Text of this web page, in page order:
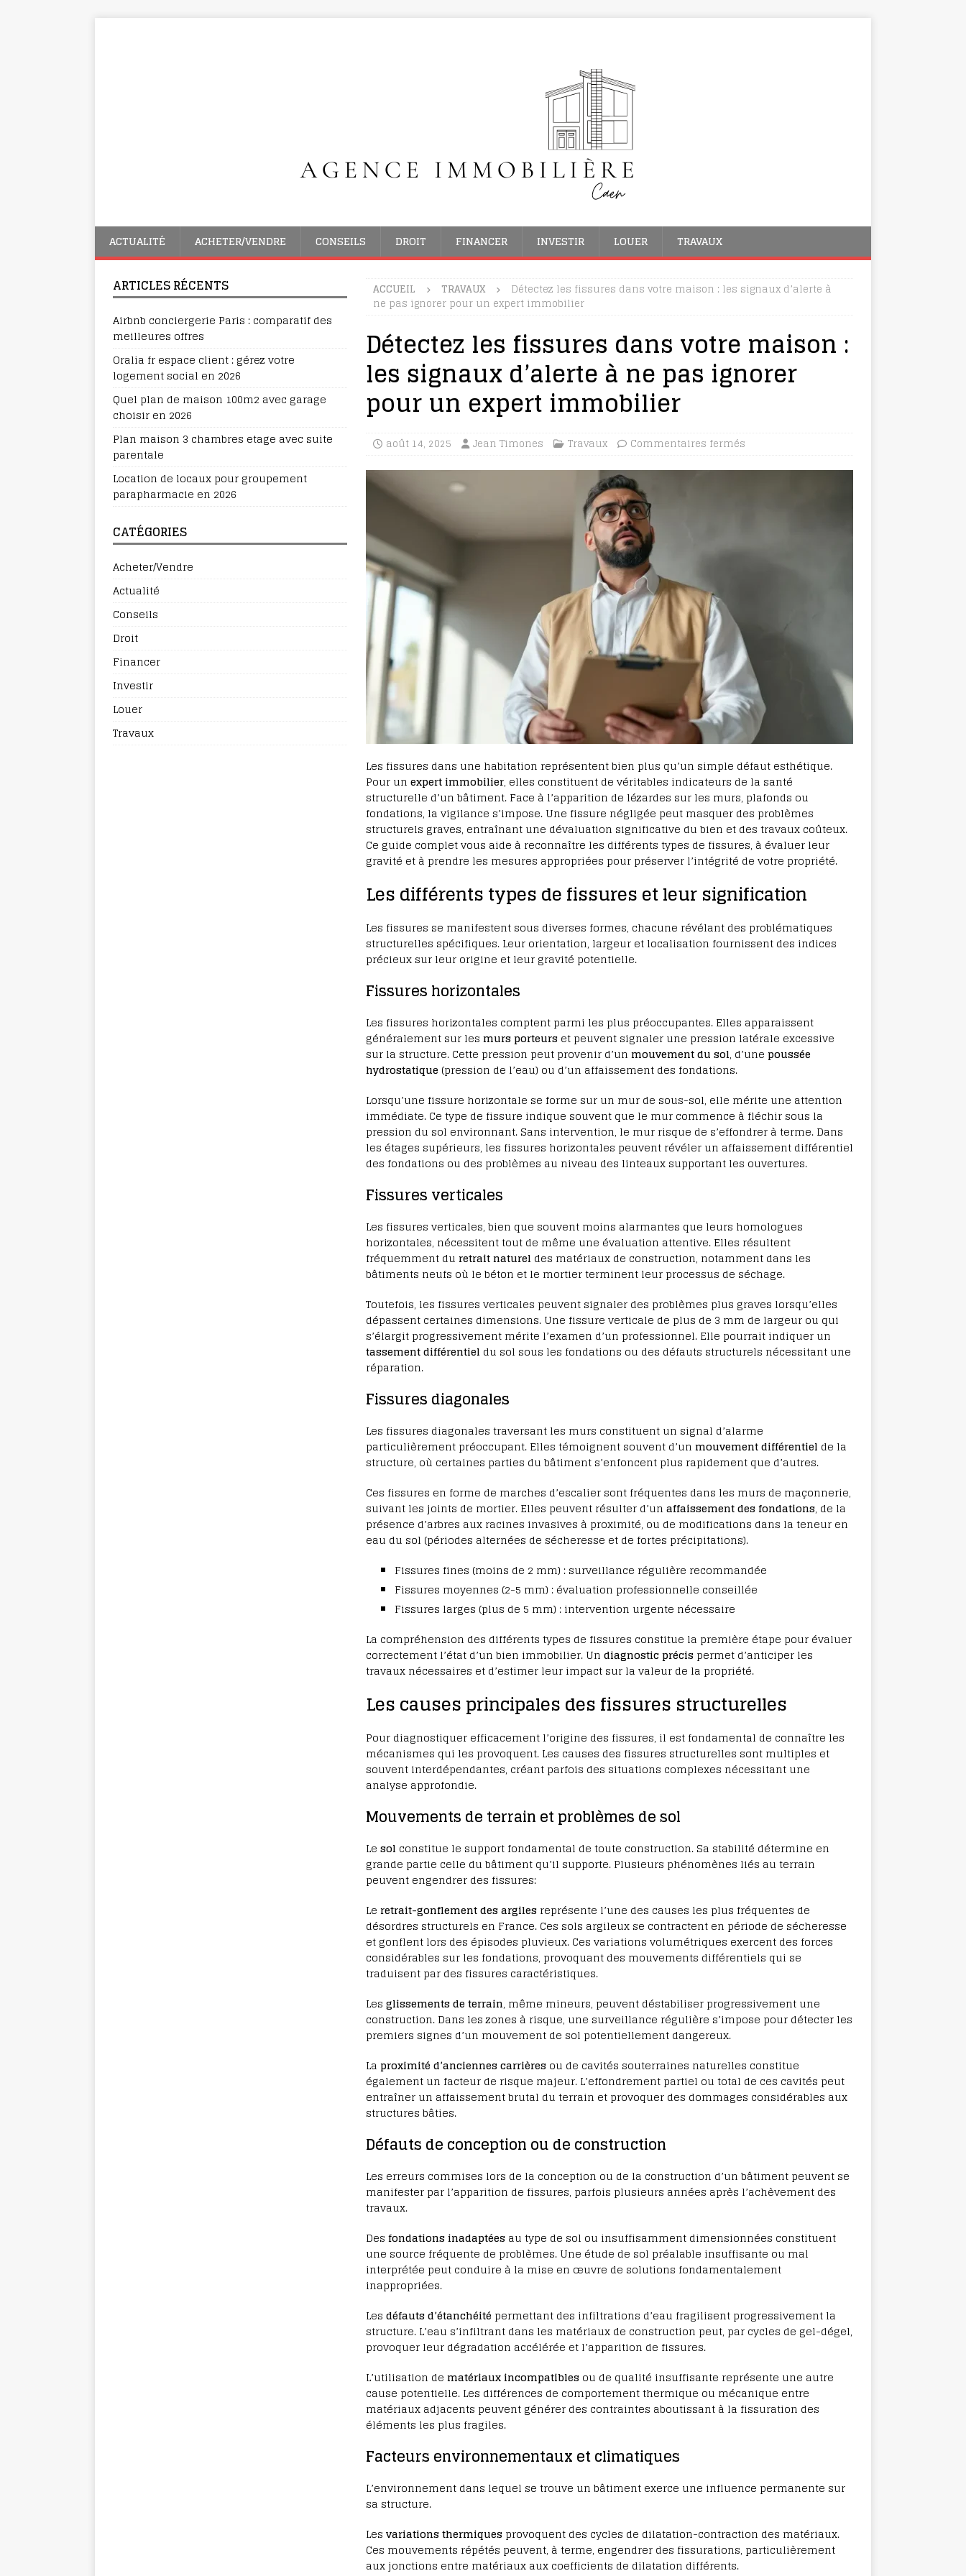
ACTUALITÉ ACHETER/VENDRE CONSEILS DROIT FINANCER INVESTIR LOUER TRAVAUX
ACCUEIL TRAVAUX
Détectez les fissures dans votre maison : les signaux d’alerte à
ne pas ignorer pour un expert immobilier
Détectez les fissures dans votre maison :
les signaux d’alerte à ne pas ignorer
pour un expert immobilier
août 14, 2025 Jean Timones Travaux Commentaires fermés
Les fissures dans une habitation représentent bien plus qu’un simple défaut esthétique.
Pour un expert immobilier, elles constituent de véritables indicateurs de la santé
structurelle d’un bâtiment. Face à l’apparition de lézardes sur les murs, plafonds ou
fondations, la vigilance s’impose. Une fissure négligée peut masquer des problèmes
structurels graves, entraînant une dévaluation significative du bien et des travaux coûteux.
Ce guide complet vous aide à reconnaître les différents types de fissures, à évaluer leur
gravité et à prendre les mesures appropriées pour préserver l’intégrité de votre propriété.
Les différents types de fissures et leur signification
Les fissures se manifestent sous diverses formes, chacune révélant des problématiques
structurelles spécifiques. Leur orientation, largeur et localisation fournissent des indices
précieux sur leur origine et leur gravité potentielle.
Fissures horizontales
Les fissures horizontales comptent parmi les plus préoccupantes. Elles apparaissent
généralement sur les murs porteurset peuvent signaler une pression latérale excessive
sur la structure. Cette pression peut provenir d’un mouvement du sol, d’une poussée
hydrostatique (pression de l’eau) ou d’un affaissement des fondations.
Lorsqu’une fissure horizontale se forme sur un mur de sous-sol, elle mérite une attention
immédiate. Ce type de fissure indique souvent que le mur commence à fléchir sous la
pression du sol environnant. Sans intervention, le mur risque de s’effondrer à terme. Dans
les étages supérieurs, les fissures horizontales peuvent révéler un affaissement différentiel
des fondations ou des problèmes au niveau des linteaux supportant les ouvertures.
Fissures verticales
Les fissures verticales, bien que souvent moins alarmantes que leurs homologues
horizontales, nécessitent tout de même une évaluation attentive. Elles résultent
fréquemment du retrait naturel des matériaux de construction, notamment dans les
bâtiments neufs où le béton et le mortier terminent leur processus de séchage.
Toutefois, les fissures verticales peuvent signaler des problèmes plus graves lorsqu’elles
dépassent certaines dimensions. Une fissure verticale de plus de 3 mm de largeur ou qui
s’élargit progressivement mérite l’examen d’un professionnel. Elle pourrait indiquer un
tassement différentiel du sol sous les fondations ou des défauts structurels nécessitant une
réparation.
Fissures diagonales
Les fissures diagonales traversant les murs constituent un signal d’alarme
particulièrement préoccupant. Elles témoignent souvent d’un mouvement différentiel de la
structure, où certaines parties du bâtiment s’enfoncent plus rapidement que d’autres.
Ces fissures en forme de marches d’escalier sont fréquentes dans les murs de maçonnerie,
suivant les joints de mortier. Elles peuvent résulter d’un affaissement des fondations, de la
présence d’arbres aux racines invasives à proximité, ou de modifications dans la teneur en
eau du sol (périodes alternées de sécheresse et de fortes précipitations).
Fissures fines (moins de 2 mm) : surveillance régulière recommandée
Fissures moyennes (2-5 mm) : évaluation professionnelle conseillée
Fissures larges (plus de 5 mm) : intervention urgente nécessaire
La compréhension des différents types de fissures constitue la première étape pour évaluer
correctement l’état d’un bien immobilier. Un diagnostic précispermet d’anticiper les
travaux nécessaires et d’estimer leur impact sur la valeur de la propriété.
Les causes principales des fissures structurelles
Pour diagnostiquer efficacement l’origine des fissures, il est fondamental de connaître les
mécanismes qui les provoquent. Les causes des fissures structurelles sont multiples et
souvent interdépendantes, créant parfois des situations complexes nécessitant une
analyse approfondie.
Mouvements de terrain et problèmes de sol
Le sol constitue le support fondamental de toute construction. Sa stabilité détermine en
grande partie celle du bâtiment qu’il supporte. Plusieurs phénomènes liés au terrain
peuvent engendrer des fissures:
Le retrait-gonflement des argilesreprésente l’une des causes les plus fréquentes de
désordres structurels en France. Ces sols argileux se contractent en période de sécheresse
et gonflent lors des épisodes pluvieux. Ces variations volumétriques exercent des forces
considérables sur les fondations, provoquant des mouvements différentiels qui se
traduisent par des fissures caractéristiques.
Les glissements de terrain, même mineurs, peuvent déstabiliser progressivement une
construction. Dans les zones à risque, une surveillance régulière s’impose pour détecter les
premiers signes d’un mouvement de sol potentiellement dangereux.
La proximité d’anciennes carrièresou de cavités souterraines naturelles constitue
également un facteur de risque majeur. L’effondrement partiel ou total de ces cavités peut
entraîner un affaissement brutal du terrain et provoquer des dommages considérables aux
structures bâties.
Défauts de conception ou de construction
Les erreurs commises lors de la conception ou de la construction d’un bâtiment peuvent se
manifester par l’apparition de fissures, parfois plusieurs années après l’achèvement des
travaux.
Des fondations inadaptéesau type de sol ou insuffisamment dimensionnées constituent
une source fréquente de problèmes. Une étude de sol préalable insuffisante ou mal
interprétée peut conduire à la mise en œuvre de solutions fondamentalement
inappropriées.
Les défauts d’étanchéité permettant des infiltrations d’eau fragilisent progressivement la
structure. L’eau s’infiltrant dans les matériaux de construction peut, par cycles de gel-dégel,
provoquer leur dégradation accélérée et l’apparition de fissures.
L’utilisation de matériaux incompatiblesou de qualité insuffisante représente une autre
cause potentielle. Les différences de comportement thermique ou mécanique entre
matériaux adjacents peuvent générer des contraintes aboutissant à la fissuration des
éléments les plus fragiles.
Facteurs environnementaux et climatiques
L’environnement dans lequel se trouve un bâtiment exerce une influence permanente sur
sa structure.
Les variations thermiquesprovoquent des cycles de dilatation-contraction des matériaux.
Ces mouvements répétés peuvent, à terme, engendrer des fissurations, particulièrement
aux jonctions entre matériaux aux coefficients de dilatation différents.
ARTICLES RÉCENTS
Airbnb conciergerie Paris : comparatif des
meilleures offres
Oralia fr espace client : gérez votre
logement social en 2026
Quel plan de maison 100m2 avec garage
choisir en 2026
Plan maison 3 chambres etage avec suite
parentale
Location de locaux pour groupement
parapharmacie en 2026
CATÉGORIES
Acheter/Vendre
Actualité
Conseils
Droit
Financer
Investir
Louer
Travaux